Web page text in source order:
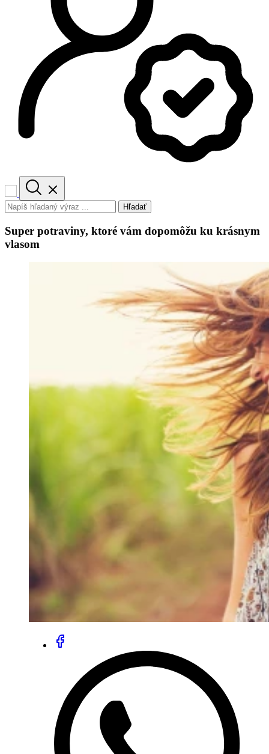
Hľadať
Super potraviny, ktoré vám dopomôžu ku krásnym
vlasom